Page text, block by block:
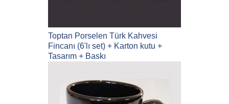
Toptan Porselen Türk Kahvesi
Fincanı (6'lı set) + Karton kutu +
Tasarım + Baskı